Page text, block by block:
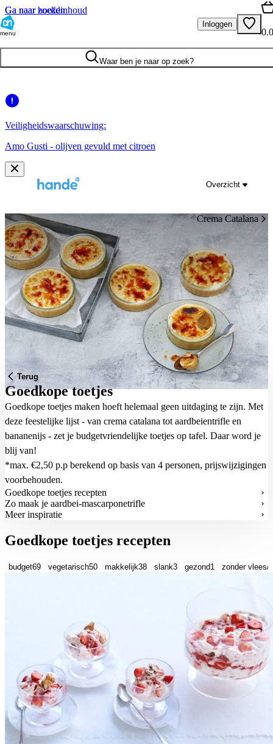
Ga naar hoofdinhoud
Ga naar zoeken
menu
Inloggen
Waar ben je naar op zoek?
Veiligheidswaarschuwing:
Amo Gusti - olijven gevuld met citroen
Overzicht
Crema Catalana
Terug
Goedkope toetjes
Goedkope toetjes maken hoeft helemaal geen uitdaging te zijn. Met
deze feestelijke lijst - van crema catalana tot aardbeientrifle en
bananenijs - zet je budgetvriendelijke toetjes op tafel. Daar word je
blij van!
*max. €2,50 p.p berekend op basis van 4 personen, prijswijzigingen
voorbehouden.
Goedkope toetjes recepten
Zo maak je aardbei-mascarponetrifle
Meer inspiratie
Goedkope toetjes recepten
budget69 vegetarisch50 makkelijk38 slank3 gezond1 zonder vlees/